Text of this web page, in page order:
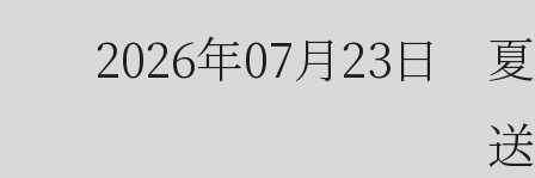
2026年07月23日